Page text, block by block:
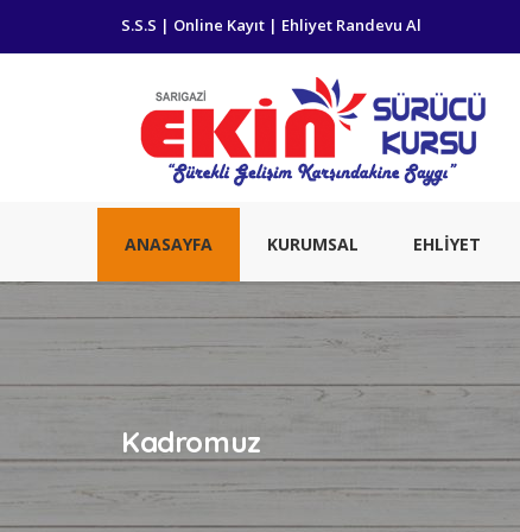
S.S.S | Online Kayıt | Ehliyet Randevu Al
ANASAYFA KURUMSAL EHLİYET
Kadromuz